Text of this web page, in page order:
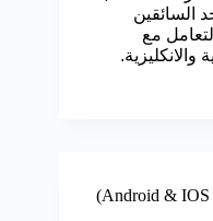
السائقين
مع
والانكليزية.